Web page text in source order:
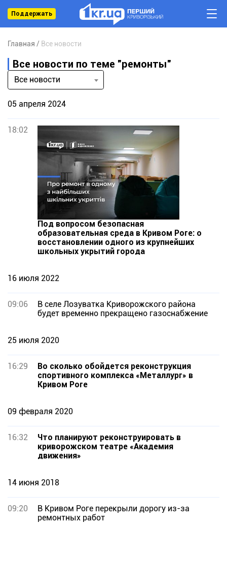
Поддержать
Главная Все новости
Все новости по теме "ремонты"
Все новости
05 апреля 2024
18:02
Под вопросом безопасная
образовательная среда в Кривом Роге: о
восстановлении одного из крупнейших
школьных укрытий города
16 июля 2022
09:06
В селе Лозуватка Криворожского района
будет временно прекращено газоснабжение
25 июля 2020
16:29
Во сколько обойдется реконструкция
спортивного комплекса «Металлург» в
Кривом Роге
09 февраля 2020
16:32
Что планируют реконструировать в
криворожском театре «Академия
движения»
14 июня 2018
09:20
В Кривом Роге перекрыли дорогу из-за
ремонтных работ